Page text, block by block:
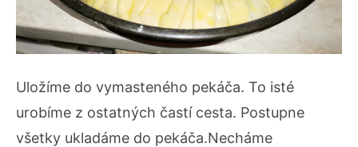
Uložíme do vymasteného pekáča. To isté
urobíme z ostatných častí cesta. Postupne
všetky ukladáme do pekáča.Necháme